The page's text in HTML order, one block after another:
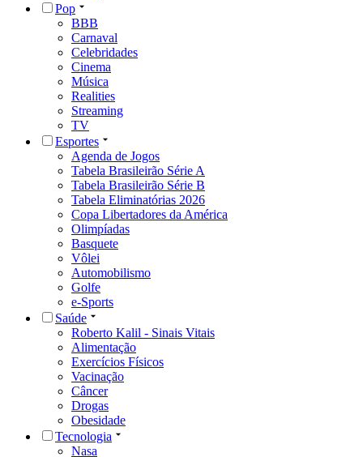
Pop
BBB
Carnaval
Celebridades
Cinema
Música
Realities
Streaming
TV
Esportes
Agenda de Jogos
Tabela Brasileirão Série A
Tabela Brasileirão Série B
Tabela Eliminatórias 2026
Copa Libertadores da América
Olimpíadas
Basquete
Vôlei
Automobilismo
Golfe
e-Sports
Saúde
Roberto Kalil - Sinais Vitais
Alimentação
Exercícios Físicos
Vacinação
Câncer
Drogas
Obesidade
Tecnologia
Nasa